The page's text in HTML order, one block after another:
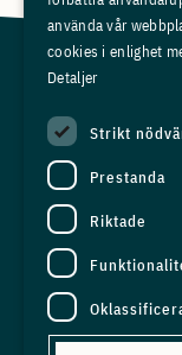
använda vår
cookies i enlighet
Detaljer
Strikt
Prestanda
Riktade